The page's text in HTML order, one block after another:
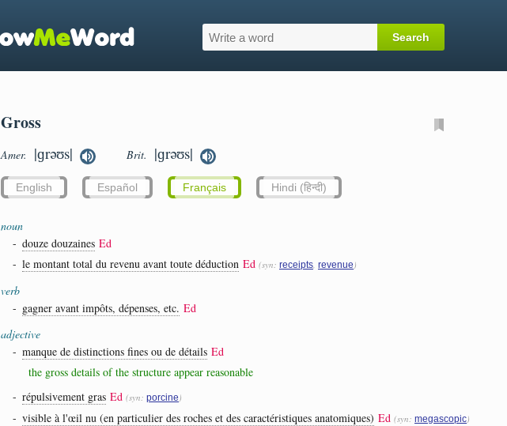
Gross
Amer. |ɡrəʊs| Brit. |ɡrəʊs|
English Español Français Hindi (हिन्दी)
noun
- douze douzaines Ed
- le montant total du revenu avant toute déduction Ed (syn: receipts, revenue)
verb
- gagner avant impôts, dépenses, etc. Ed
adjective
- manque de distinctions fines ou de détails Ed
the gross details of the structure appear reasonable
- répulsivement gras Ed (syn: porcine)
- visible à l'œil nu (en particulier des roches et des caractéristiques anatomiques) Ed (syn: megascopic)